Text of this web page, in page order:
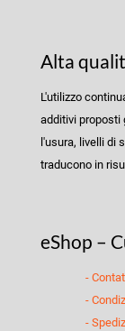
Alta
L'utilizzo
additivi proposti
l'usura, livelli di
traducono in
eShop –
-
-
-